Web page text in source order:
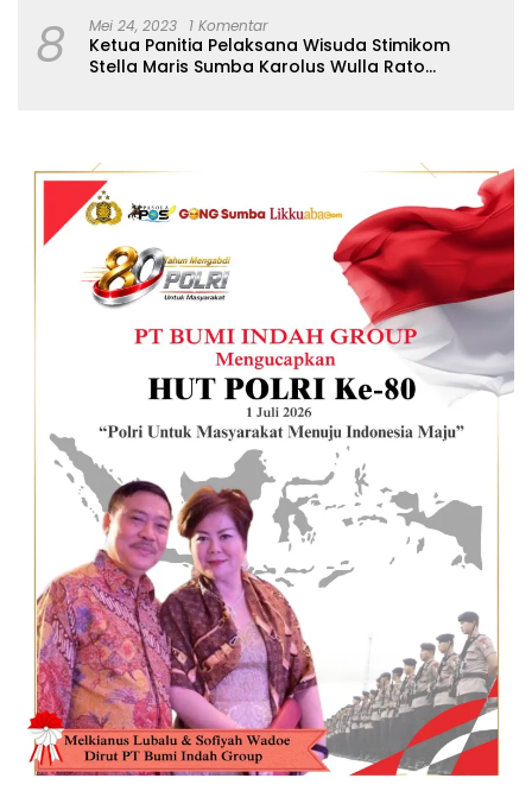
8 Mei 24, 2023 1 Komentar
Ketua Panitia Pelaksana Wisuda Stimikom
Stella Maris Sumba Karolus Wulla Rato